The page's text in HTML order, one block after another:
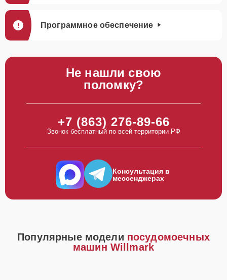
Программное обеспечение
Не нашли свою
поломку?
+7 (863) 276-89-66
Звонок бесплатный по всей территории РФ
Консультация в
мессенджерах
Популярные модели посудомоечных
машин Willmark